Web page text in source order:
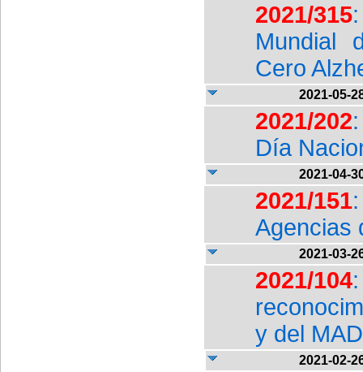
2021/315
Mundial
Cero
2021-05-
2021/202
Día
2021-04-
2021/151
Agencias
2021-03-
2021/104
y del
2021-02-